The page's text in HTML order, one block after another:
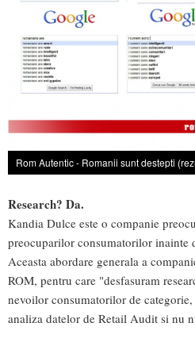
Rom Autentic - Romanii sunt destepti
Research? Da.
Kandia Dulce este o companie
preocuparilor consumatorilor inainte
Aceasta abordare generala a
ROM, pentru care "desfasuram
nevoilor consumatorilor de
analiza datelor de Retail Audit si nu